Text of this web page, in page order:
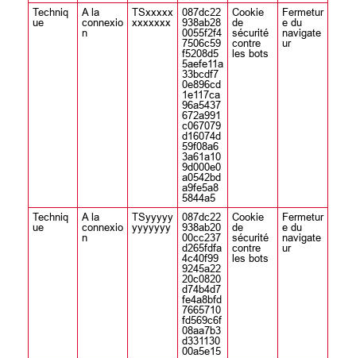
Techniq
ue
A la
connexio
n
TSxxxxx
xxxxxxx
087dc22
938ab28
0055f2f4
7506c59
f5208d5
5aefe11a
33bcdf7
0e896cd
1e117ca
96a5437
672a991
c067079
d16074d
59f08a6
3a61a10
9d000e0
a0542bd
a9fe5a8
5844a5
Cookie
de
sécurité
contre
les bots
Fermetur
e du
navigate
ur
Techniq
ue
A la
connexio
n
TSyyyyy
yyyyyyy
087dc22
938ab20
00cc237
d265fdfa
4c40f99
9245a22
20c0820
d74b4d7
fe4a8bfd
7665710
fd569c6f
08aa7b3
d331130
00a5e15
Cookie
de
sécurité
contre
les bots
Fermetur
e du
navigate
ur